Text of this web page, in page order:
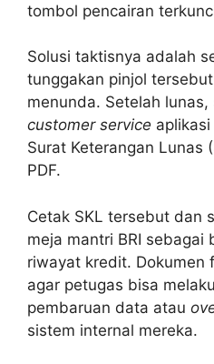
tombol pencairan
Solusi taktisnya adalah
tunggakan pinjol
menunda. Setelah
customer service
Surat Keterangan Lunas
PDF.
Cetak SKL tersebut dan
meja mantri BRI sebagai
riwayat kredit. Dokumen
agar petugas bisa
pembaruan data atau
sistem internal mereka.